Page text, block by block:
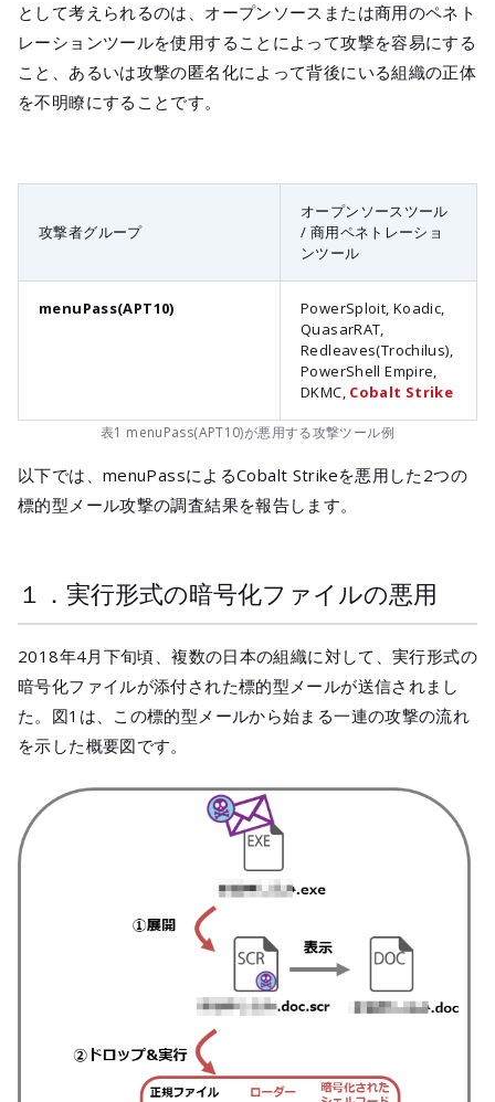
として考えられるのは、オープンソースまたは商用のペネト
レーションツールを使用することによって攻撃を容易にする
こと、あるいは攻撃の匿名化によって背後にいる組織の正体
を不明瞭にすることです。
攻撃者グループ
オープンソースツール
/ 商用ペネトレーショ
ンツール
menuPass(APT10)
PowerSploit, Koadic,
QuasarRAT,
Redleaves(Trochilus),
PowerShell Empire,
DKMC, Cobalt Strike
表1 menuPass(APT10)が悪用する攻撃ツール例
以下では、menuPassによるCobalt Strikeを悪用した2つの
標的型メール攻撃の調査結果を報告します。
１．実行形式の暗号化ファイルの悪用
2018年4月下旬頃、複数の日本の組織に対して、実行形式の
暗号化ファイルが添付された標的型メールが送信されまし
た。図1は、この標的型メールから始まる一連の攻撃の流れ
を示した概要図です。